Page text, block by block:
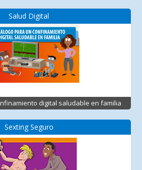
Salud Digital
digital saludable en familia
Sexting Seguro